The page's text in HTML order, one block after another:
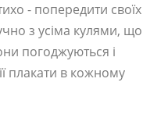
- попередити своїх
з усіма кулями, що
погоджуються і
плакати в кожному